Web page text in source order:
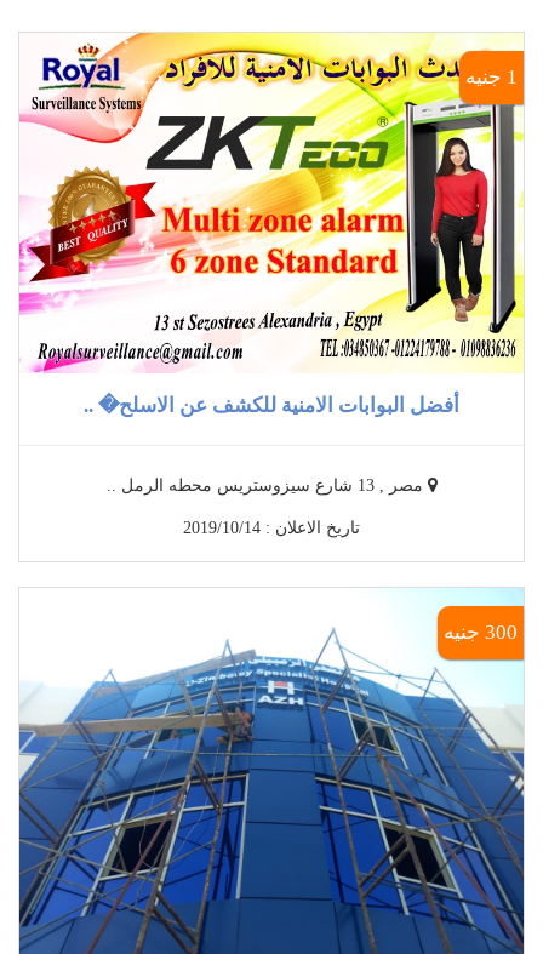
1 جنيه
أفضل البوابات الامنية للكشف عن الاسلح� ..
مصر , 13 شارع سيزوستريس محطه الرمل ..
تاريخ الاعلان : 2019/10/14
300 جنيه